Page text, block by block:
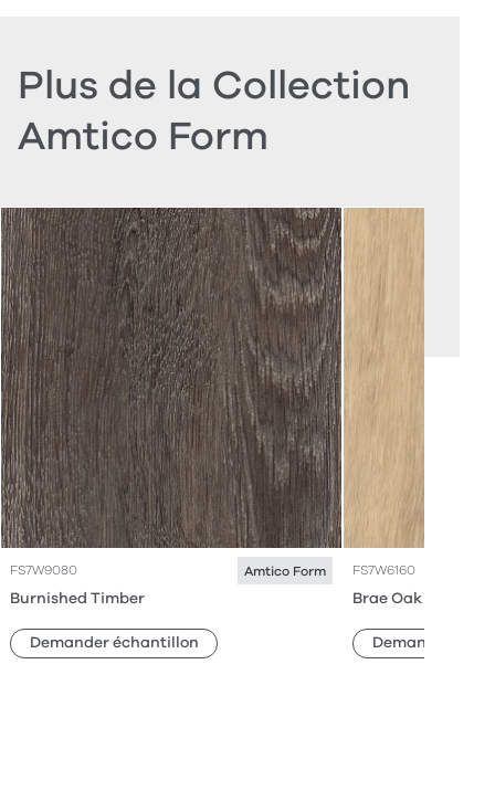
Plus de la Collection
Amtico Form
FS7W9080 Amtico Form
Burnished Timber
Demander échantillon
FS7W6160
Brae Oak
Demander